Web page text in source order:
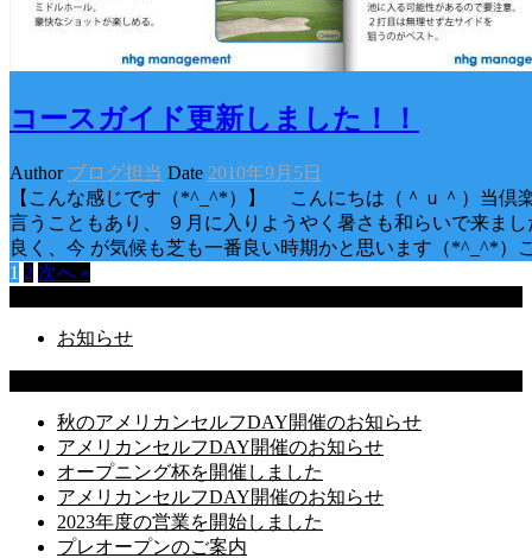
コースガイド更新しました！！
Author ブログ担当 Date 2010年9月5日
【こんな感じです（*^_^*）】 こんにちは（＾ｕ＾）当倶
言うこともあり、 ９月に入りようやく暑さも和らいで来ま
良く、今 が気候も芝も一番良い時期かと思います（*^_^*）
1 2 次へ »
お知らせ
秋のアメリカンセルフDAY開催のお知らせ
アメリカンセルフDAY開催のお知らせ
オープニング杯を開催しました
アメリカンセルフDAY開催のお知らせ
2023年度の営業を開始しました
プレオープンのご案内